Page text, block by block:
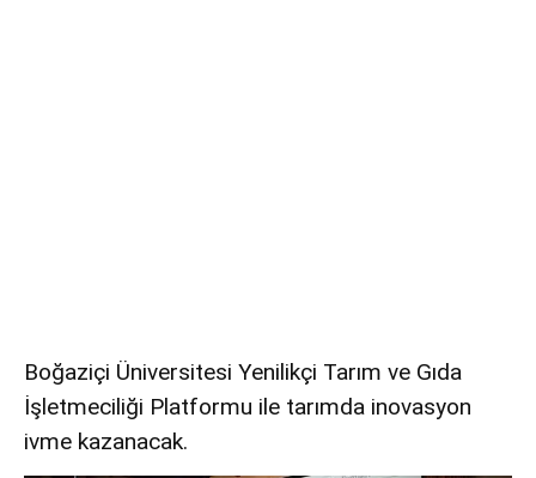
Boğaziçi Üniversitesi Yenilikçi Tarım ve Gıda
İşletmeciliği Platformu ile tarımda inovasyon
ivme kazanacak.